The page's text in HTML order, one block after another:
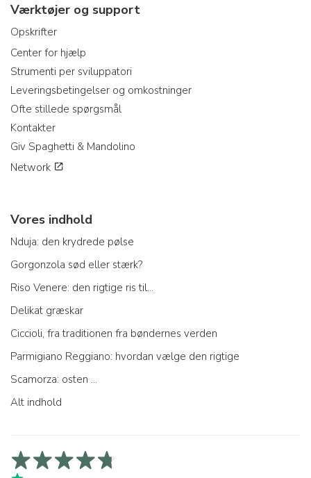
Værktøjer og support
Opskrifter
Center for hjælp
Strumenti per sviluppatori
Leveringsbetingelser og omkostninger
Ofte stillede spørgsmål
Kontakter
Giv Spaghetti & Mandolino
Network
Vores indhold
Nduja: den krydrede pølse
Gorgonzola sød eller stærk?
Riso Venere: den rigtige ris til...
Delikat græskar
Ciccioli, fra traditionen fra bøndernes verden
Parmigiano Reggiano: hvordan vælge den rigtige
Scamorza: osten ...
Alt indhold